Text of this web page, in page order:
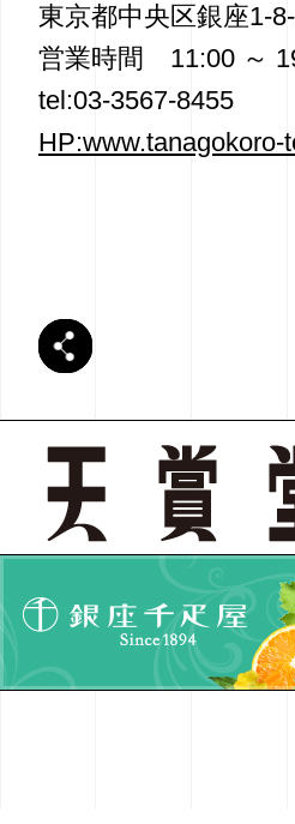
東京都中央区銀座1-
営業時間 11:00 ～
tel:03-3567-8455
HP:www.tanagokoro-